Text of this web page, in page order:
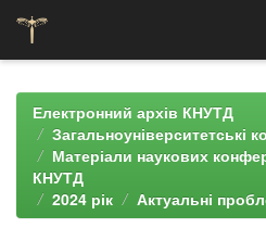
navigationЕлектронний архів КНУТД
Загальноуніверситетські
Матеріали наукових
КНУТД
2024 рік
Актуальні